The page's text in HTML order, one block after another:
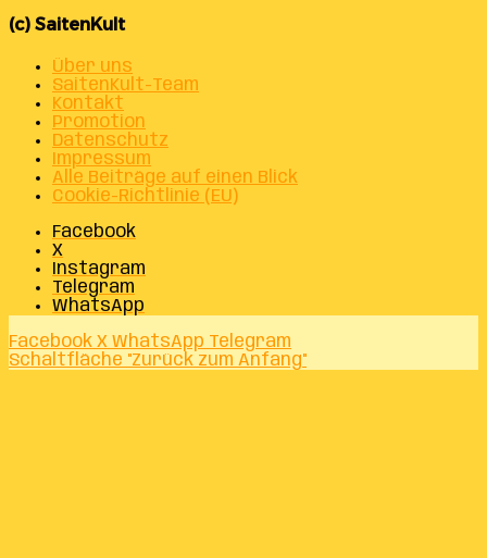
(c) SaitenKult
Über uns
SaitenKult-Team
Kontakt
Promotion
Datenschutz
Impressum
Alle Beiträge auf einen Blick
Cookie-Richtlinie (EU)
Facebook
X
Instagram
Telegram
WhatsApp
Facebook X WhatsApp Telegram
Schaltfläche "Zurück zum Anfang"